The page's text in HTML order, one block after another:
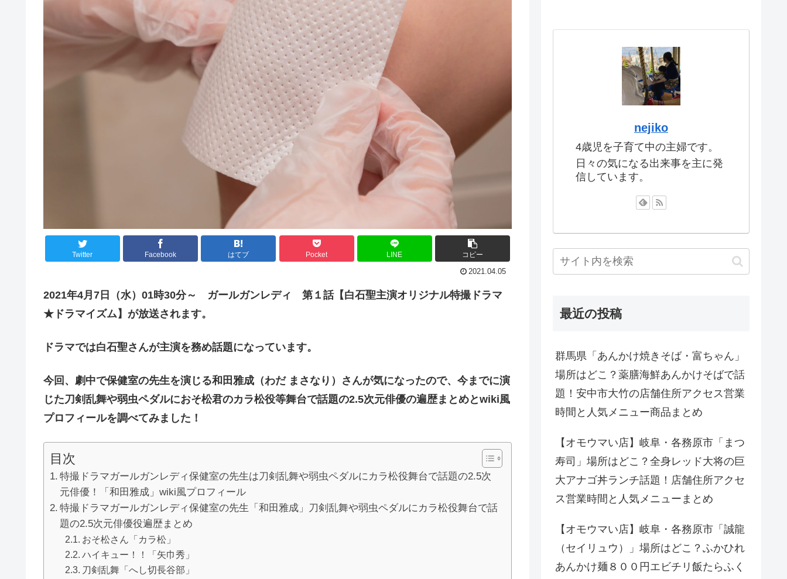
Twitter Facebook はてブ Pocket LINE コピー
2021.04.05
2021年4月 7 日（水） 01時30分～ ガールガンレディ 第１話【白石聖主演オリジナル特撮ドラマ
★ドラマイズム】が放送されます。
ドラマでは白石聖さんが主演を務め話題になっています。
今回、劇中で保健室の先生を演じる和田雅成（わだ まさなり）さんが気になったので、今までに演
じた刀剣乱舞や弱虫ペダルにおそ松君のカラ松役等舞台で話題の2.5次元俳優の遍歴まとめとwiki風
プロフィールを調べてみました！
目次
特撮ドラマガールガンレディ保健室の先生は刀剣乱舞や弱虫ペダルにカラ松役舞台で話題の2.5次
元俳優！「和田雅成」wiki風プロフィール
特撮ドラマガールガンレディ保健室の先生「和田雅成」刀剣乱舞や弱虫ペダルにカラ松役舞台で話
題の2.5次元俳優役遍歴まとめ
おそ松さん「カラ松」
ハイキュー！！「矢巾秀」
刀剣乱舞「へし切長谷部」
nejiko
4歳児を子育て中の主婦です。
日々の気になる出来事を主に発
信しています。
最近の投稿
群馬県「あんかけ焼きそば・富ちゃん」
場所はどこ？薬膳海鮮あんかけそばで話
題！安中市大竹の店舗住所アクセス営業
時間と人気メニュー商品まとめ
【オモウマい店】岐阜・各務原市「まつ
寿司」場所はどこ？全身レッド大将の巨
大アナゴ丼ランチ話題！店舗住所アクセ
ス営業時間と人気メニューまとめ
【オモウマい店】岐阜・各務原市「誠龍
（セイリュウ）」場所はどこ？ふかひれ
あんかけ麺８００円エビチリ飯たらふく